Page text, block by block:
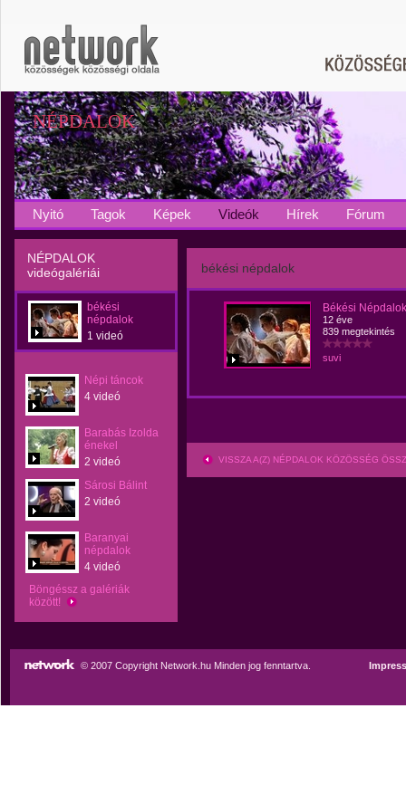
NÉPDALOK
Nyitó Tagok Képek Videók Hírek Fórum
NÉPDALOK
videógalériái
békési
népdalok
1 videó
Népi táncok
4 videó
Barabás Izolda
énekel
2 videó
Sárosi Bálint
2 videó
Baranyai
népdalok
4 videó
Böngéssz a galériák
között!
békési népdalok
Békési Népdalok
12 éve
839 megtekintés
suvi
VISSZA A(Z) NÉPDALOK KÖZÖSSÉG
© 2007 Copyright Network.hu Minden jog fenntartva.